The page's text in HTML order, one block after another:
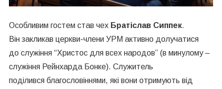
Особливим гостем став чех Братіслав Сиппек.
Він закликав церкви-члени УРМ активно долучатися
дослужіння “Христос для всех народов” (в минулому –
служіння Рейнхарда Бонке). Служитель
поділився благословіннями, які вони отримують від